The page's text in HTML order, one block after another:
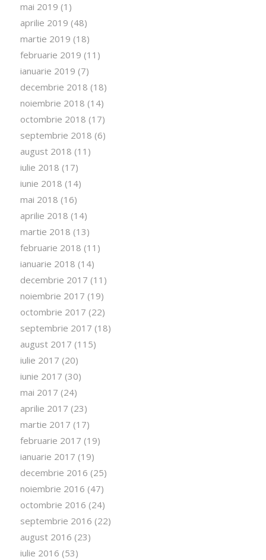
mai 2019 (1)
aprilie 2019 (48)
martie 2019 (18)
februarie 2019 (11)
ianuarie 2019 (7)
decembrie 2018 (18)
noiembrie 2018 (14)
octombrie 2018 (17)
septembrie 2018 (6)
august 2018 (11)
iulie 2018 (17)
iunie 2018 (14)
mai 2018 (16)
aprilie 2018 (14)
martie 2018 (13)
februarie 2018 (11)
ianuarie 2018 (14)
decembrie 2017 (11)
noiembrie 2017 (19)
octombrie 2017 (22)
septembrie 2017 (18)
august 2017 (115)
iulie 2017 (20)
iunie 2017 (30)
mai 2017 (24)
aprilie 2017 (23)
martie 2017 (17)
februarie 2017 (19)
ianuarie 2017 (19)
decembrie 2016 (25)
noiembrie 2016 (47)
octombrie 2016 (24)
septembrie 2016 (22)
august 2016 (23)
iulie 2016 (53)